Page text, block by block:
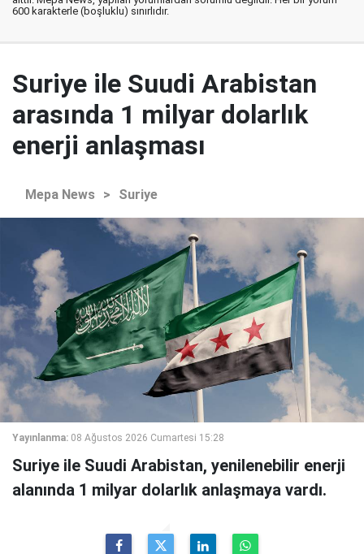
600 karakterle (boşluklu) sınırlıdır.
Suriye ile Suudi Arabistan
arasında 1 milyar dolarlık
enerji anlaşması
Mepa News > Suriye
Yayınlanma: 08 Ağustos 2026 Cumartesi 15:28
Suriye ile Suudi Arabistan, yenilenebilir enerji
alanında 1 milyar dolarlık anlaşmaya vardı.